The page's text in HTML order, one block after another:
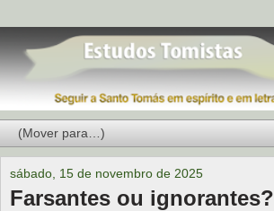
sábado, 15 de novembro de 2025
Farsantes ou ignorantes?